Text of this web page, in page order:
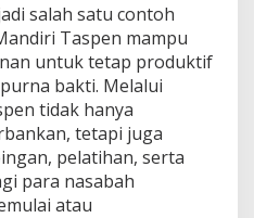
salah satu contoh
Taspen mampu
untuk tetap produktif
bakti. Melalui
tidak hanya
tetapi juga
pelatihan, serta
para nasabah
atau